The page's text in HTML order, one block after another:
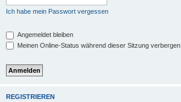
Ich habe mein Passwort vergessen
Angemeldet bleiben
Meinen Online-Status während dieser Sitzung verbergen
REGISTRIEREN